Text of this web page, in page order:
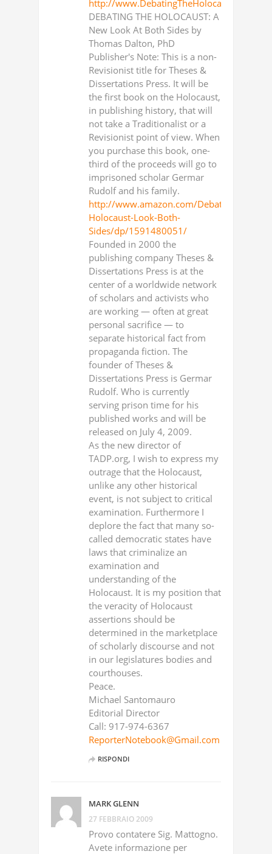
http://www.DebatingTheHolocaust.com
DEBATING THE HOLOCAUST: A
New Look At Both Sides by
Thomas Dalton, PhD
Publisher's Note: This is a non-
Revisionist title for Theses &
Dissertations Press. It will be
the first book on the Holocaust,
in publishing history, that will
not take a Traditionalist or a
Revisionist point of view. When
you purchase this book, one-
third of the proceeds will go to
imprisoned scholar Germar
Rudolf and his family.
http://www.amazon.com/Debating-
Holocaust-Look-Both-
Sides/dp/1591480051/
Founded in 2000 the
publishing company Theses &
Dissertations Press is at the
center of a worldwide network
of scholars and activists who
are working — often at great
personal sacrifice — to
separate historical fact from
propaganda fiction. The
founder of Theses &
Dissertations Press is Germar
Rudolf. Who is currently
serving prison time for his
published works and will be
released on July 4, 2009.
As the new director of
TADP.org, I wish to express my
outrage that the Holocaust,
unlike any other historical
event, is not subject to critical
examination. Furthermore I
deplore the fact that many so-
called democratic states have
laws that criminalize an
examination and
understanding of the
Holocaust. It is my position that
the veracity of Holocaust
assertions should be
determined in the marketplace
of scholarly discourse and not
in our legislatures bodies and
courthouses.
Peace.
Michael Santomauro
Editorial Director
Call: 917-974-6367
ReporterNotebook@Gmail.com
RISPONDI
MARK GLENN
27 FEBBRAIO 2009
Provo contatere Sig. Mattogno.
Avete informazione per